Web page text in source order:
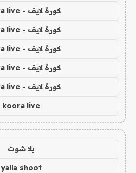
كورة لايف - koora live
كورة لايف - koora live
كورة لايف - koora live
كورة لايف - koora live
كورة لايف - koora live
koora live
يلا شوت
yalla shoot